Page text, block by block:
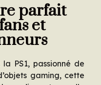
parfait
et
PS1, passionné de
gaming, cette